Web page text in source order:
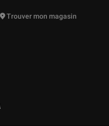
vous être proposées
Trouver mon magasin